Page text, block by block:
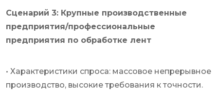
Сценарий 3: Крупные производственные
предприятия/профессиональные
предприятия по обработке лент
• Характеристики спроса: массовое непрерывное
производство, высокие требования к точности.